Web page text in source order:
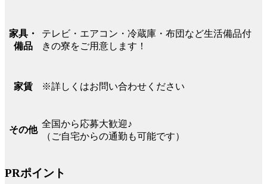
家具・
備品
テレビ・エアコン・冷蔵庫・布団など生活備品付
きの寮をご用意します！
家賃 ※詳しくはお問い合わせください
その他
全国から応募大歓迎♪
（ご自宅からの通勤も可能です）
PRポイント